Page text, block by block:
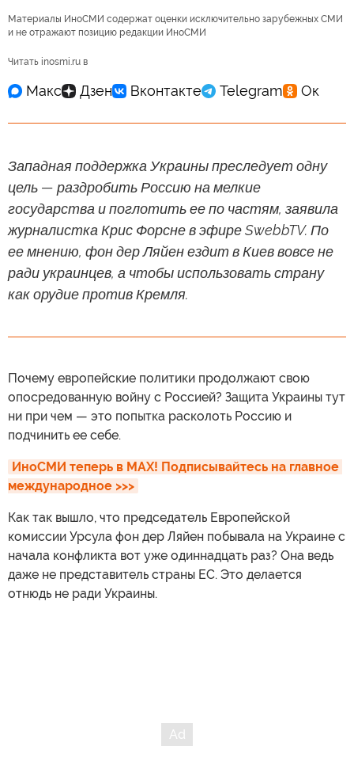
Материалы ИноСМИ содержат оценки исключительно зарубежных СМИ
и не отражают позицию редакции ИноСМИ
Читать inosmi.ru в
Западная поддержка Украины преследует одну
цель — раздробить Россию на мелкие
государства и поглотить ее по частям, заявила
журналистка Крис Форсне в эфире SwebbTV. По
ее мнению, фон дер Ляйен ездит в Киев вовсе не
ради украинцев, а чтобы использовать страну
как орудие против Кремля.
Почему европейские политики продолжают свою
опосредованную войну с Россией? Защита Украины тут
ни при чем — это попытка расколоть Россию и
подчинить ее себе.
ИноСМИ теперь в MAX! Подписывайтесь на главное
международное >>>
Как так вышло, что председатель Европейской
комиссии Урсула фон дер Ляйен побывала на Украине с
начала конфликта вот уже одиннадцать раз? Она ведь
даже не представитель страны ЕС. Это делается
отнюдь не ради Украины.